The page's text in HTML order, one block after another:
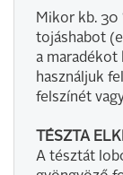
Mikor kb. 30
tojáshabot
a maradékot
használjuk
felszínét
TÉSZTA
A tésztát